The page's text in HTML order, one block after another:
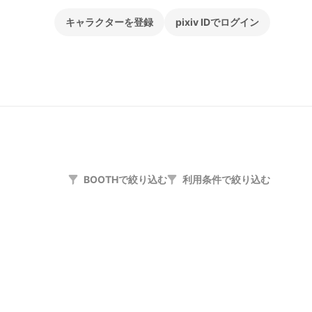
キャラクターを登録 pixiv IDでログイン
BOOTHで絞り込む 利用条件で絞り込む